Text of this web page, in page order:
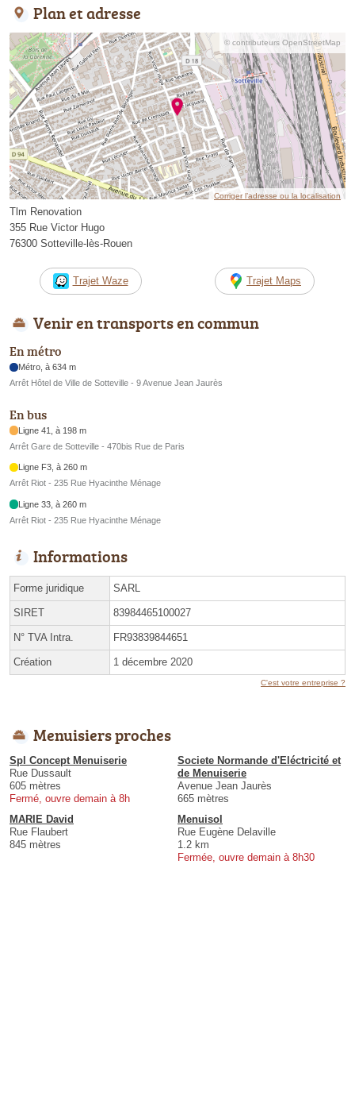
Plan et adresse
© contributeurs OpenStreetMap
Corriger l’adresse ou la localisation
Tlm Renovation
355 Rue Victor Hugo
76300 Sotteville-lès-Rouen
Trajet Waze Trajet Maps
Venir en transports en commun
En métro
Métro, à 634 m
Arrêt Hôtel de Ville de Sotteville - 9 Avenue Jean Jaurès
En bus
Ligne 41, à 198 m
Arrêt Gare de Sotteville - 470bis Rue de Paris
Ligne F3, à 260 m
Arrêt Riot - 235 Rue Hyacinthe Ménage
Ligne 33, à 260 m
Arrêt Riot - 235 Rue Hyacinthe Ménage
Informations
Forme juridique SARL
SIRET 83984465100027
N° TVA Intra. FR93839844651
Création 1 décembre 2020
C'est votre entreprise ?
Menuisiers proches
Spl Concept Menuiserie
Rue Dussault
605 mètres
Fermé, ouvre demain à 8h
Societe Normande d'Eléctricité et
de Menuiserie
Avenue Jean Jaurès
665 mètres
MARIE David
Rue Flaubert
845 mètres
Menuisol
Rue Eugène Delaville
1.2 km
Fermée, ouvre demain à 8h30